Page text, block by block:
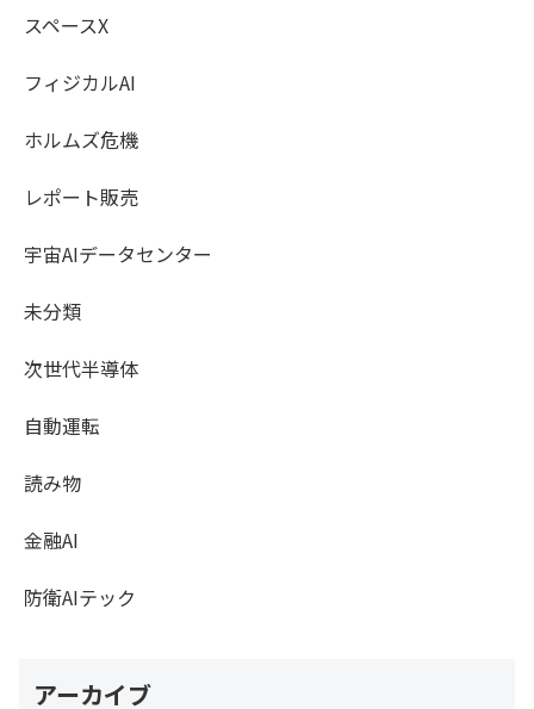
スペースX
フィジカルAI
ホルムズ危機
レポート販売
宇宙AIデータセンター
未分類
次世代半導体
自動運転
読み物
金融AI
防衛AIテック
アーカイブ